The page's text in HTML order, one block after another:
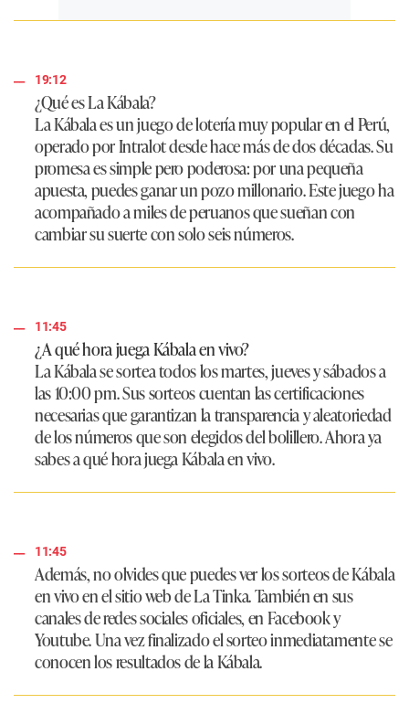
19:12
¿Qué es La Kábala?
La Kábala es un juego de lotería muy popular en el Perú,
operado por Intralot desde hace más de dos décadas. Su
promesa es simple pero poderosa: por una pequeña
apuesta, puedes ganar un pozo millonario. Este juego ha
acompañado a miles de peruanos que sueñan con
cambiar su suerte con solo seis números.
11:45
¿A qué hora juega Kábala en vivo?
La Kábala se sortea todos los martes, jueves y sábados a
las 10:00 pm. Sus sorteos cuentan las certificaciones
necesarias que garantizan la transparencia y aleatoriedad
de los números que son elegidos del bolillero. Ahora ya
sabes a qué hora juega Kábala en vivo.
11:45
Además, no olvides que puedes ver los sorteos de Kábala
en vivo en el sitio web de La Tinka. También en sus
canales de redes sociales oficiales, en Facebook y
Youtube. Una vez finalizado el sorteo inmediatamente se
conocen los resultados de la Kábala.